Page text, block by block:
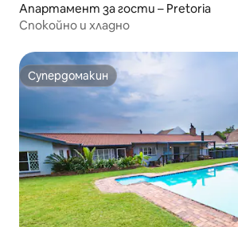
Апартамент за гости – Pretoria
Спокойно и хладно
Супердомакин
Супердомакин